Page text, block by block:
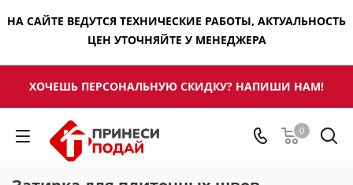
НА САЙТЕ ВЕДУТСЯ ТЕХНИЧЕСКИЕ РАБОТЫ, АКТУАЛЬНОСТЬ
ЦЕН УТОЧНЯЙТЕ У МЕНЕДЖЕРА
ХОЧЕШЬ ПЕРСОНАЛЬНУЮ СКИДКУ? НАПИШИ НАМ!
0